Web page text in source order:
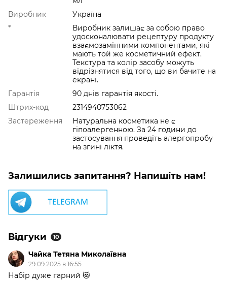
Виробник
Україна
*
Виробник залишає за собою право
удосконалювати рецептуру продукту
взаємозамінними компонентами, які
мають той же косметичний ефект.
Текстура та колір засобу можуть
відрізнятися від того, що ви бачите на
екрані.
Гарантія
90 днів гарантія якості.
Штрих-код
2314940753062
Застереження
Натуральна косметика не є
гіпоалергенною. За 24 години до
застосування проведіть алергопробу
на згині ліктя.
Залишились запитання? Напишіть нам!
Відгуки 10
Чайка Тетяна Миколаївна
29.09.2025 в 16:55
Набір дуже гарний 😻